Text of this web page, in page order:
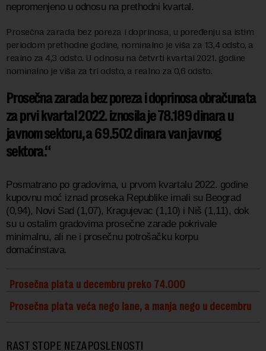
nepromenjeno u odnosu na prethodni kvartal.
Prosečna zarada bez poreza i doprinosa, u poređenju sa istim
periodom prethodne godine, nominalno je viša za 13,4 odsto, a
realno za 4,3 odsto. U odnosu na četvrti kvartal 2021. godine
nominalno je viša za tri odsto, a realno za 0,6 odsto.
Prosečna zarada bez poreza i doprinosa obračunata
za prvi kvartal 2022. iznosila je 78.189 dinara u
javnom sektoru, a 69.502 dinara van javnog
sektora.
Posmatrano po gradovima, u prvom kvartalu 2022. godine
kupovnu moć iznad proseka Republike imali su Beograd
(0,94), Novi Sad (1,07), Кragujevac (1,10) i Niš (1,11), dok
su u ostalim gradovima prosečne zarade pokrivale
minimalnu, ali ne i prosečnu potrošačku korpu
domaćinstava.
Prosečna plata u decembru preko 74.000
Prosečna plata veća nego lane, a manja nego u decembru
RAST STOPE NEZAPOSLENOSTI